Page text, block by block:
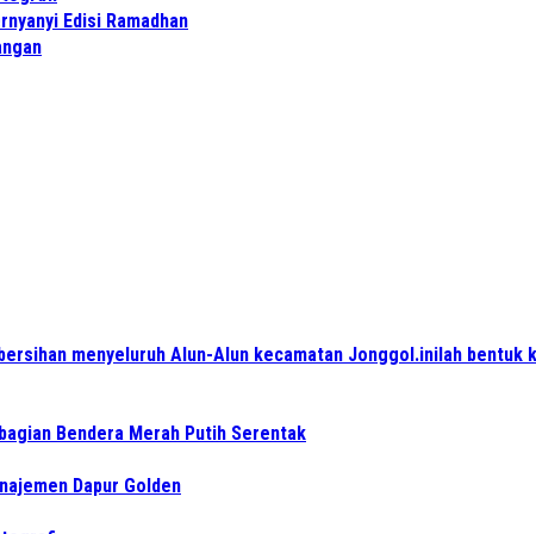
Edisi Ramadhan
menyeluruh Alun-Alun kecamatan Jonggol.inilah
Bendera Merah Putih Serentak
Dapur Golden